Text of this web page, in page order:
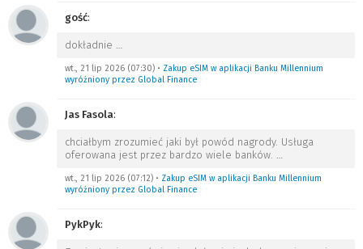
gość:
dokładnie …
wt., 21 lip 2026 (07:30) • Zakup eSIM w aplikacji Banku Millennium
wyróżniony przez Global Finance
Jas Fasola:
chciałbym zrozumieć jaki był powód nagrody. Usługa
oferowana jest przez bardzo wiele banków. …
wt., 21 lip 2026 (07:12) • Zakup eSIM w aplikacji Banku Millennium
wyróżniony przez Global Finance
PykPyk: